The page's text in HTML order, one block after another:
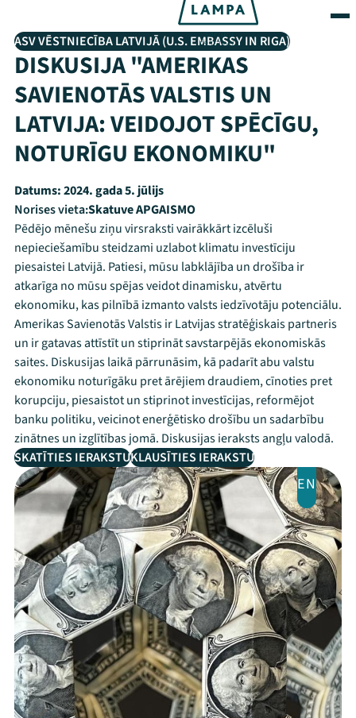
ASV VĒSTNIECĪBA LATVIJĀ (U.S. EMBASSY IN RIGA)
DISKUSIJA "AMERIKAS
SAVIENOTĀS VALSTIS UN
LATVIJA: VEIDOJOT SPĒCĪGU,
NOTURĪGU EKONOMIKU"
Datums:2024. gada 5. jūlijs
Norises vieta:Skatuve APGAISMO
Pēdējo mēnešu ziņu virsraksti vairākkārt izcēluši
nepieciešamību steidzami uzlabot klimatu investīciju
piesaistei Latvijā. Patiesi, mūsu labklājība un drošība ir
atkarīga no mūsu spējas veidot dinamisku, atvērtu
ekonomiku, kas pilnībā izmanto valsts iedzīvotāju potenciālu.
Amerikas Savienotās Valstis ir Latvijas stratēģiskais partneris
un ir gatavas attīstīt un stiprināt savstarpējās ekonomiskās
saites. Diskusijas laikā pārrunāsim, kā padarīt abu valstu
ekonomiku noturīgāku pret ārējiem draudiem, cīnoties pret
korupciju, piesaistot un stiprinot investīcijas, reformējot
banku politiku, veicinot enerģētisko drošību un sadarbību
zinātnes un izglītības jomā. Diskusijas ieraksts angļu valodā.
SKATĪTIES IERAKSTUKLAUSĪTIES IERAKSTU
EN